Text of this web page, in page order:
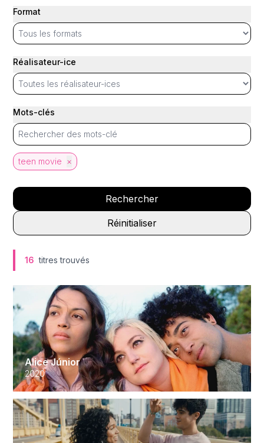
Format
Réalisateur-ice
Mots-clés
teen movie ×
Rechercher
Réinitialiser
16 titres trouvés
Alice Júnior
2020